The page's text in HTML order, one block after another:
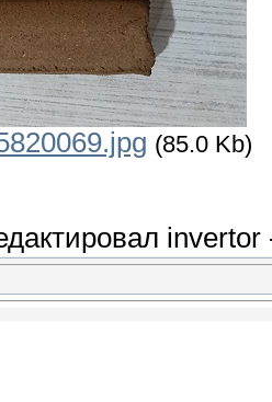
(85.0 Kb)
invertor